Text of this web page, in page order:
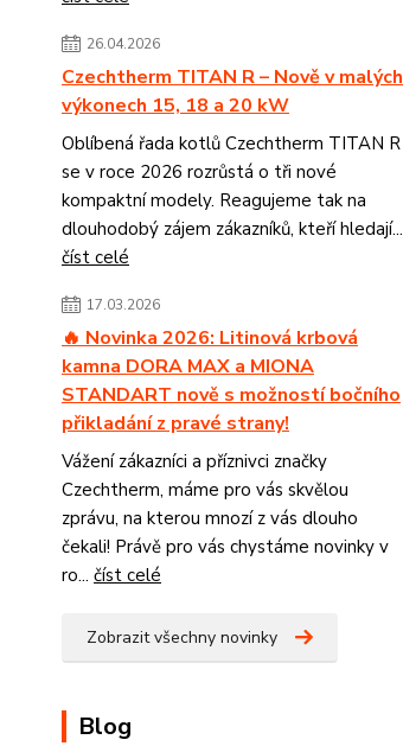
26.04.2026
Czechtherm TITAN R – Nově v malých
výkonech 15, 18 a 20 kW
Oblíbená řada kotlů Czechtherm TITAN R
se v roce 2026 rozrůstá o tři nové
kompaktní modely. Reagujeme tak na
dlouhodobý zájem zákazníků, kteří hledají...
číst celé
17.03.2026
🔥 Novinka 2026: Litinová krbová
kamna DORA MAX a MIONA
STANDART nově s možností bočního
přikladání z pravé strany!
Vážení zákazníci a příznivci značky
Czechtherm, máme pro vás skvělou
zprávu, na kterou mnozí z vás dlouho
čekali! Právě pro vás chystáme novinky v
ro... číst celé
Zobrazit všechny novinky
Blog